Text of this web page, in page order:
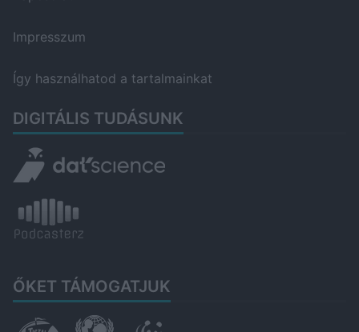
Impresszum
Így használhatod a tartalmainkat
DIGITÁLIS TUDÁSUNK
ŐKET TÁMOGATJUK